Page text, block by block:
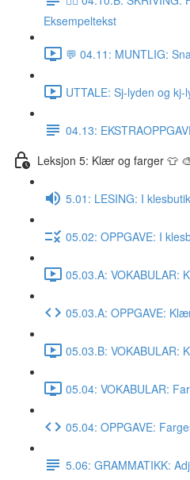
Eksempeltekst
💬 04.11: MUNTLIG:
UTTALE: Sj-lyden og kj-
04.13:
Leksjon 5: Klær og farger 👕
5.01: LESING: I
05.02: OPPGAVE: I
05.03.A: VOKABULAR:
05.03.A: OPPGAVE:
05.03.B: VOKABULAR:
05.04: VOKABULAR:
05.04: OPPGAVE:
5.06: GRAMMATIKK: